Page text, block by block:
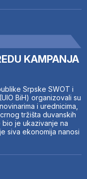
KAMPANJA
Srpske SWOT i
BiH) organizovali su
i urednicima,
tržišta duvanskih
je ukazivanje na
siva ekonomija nanosi